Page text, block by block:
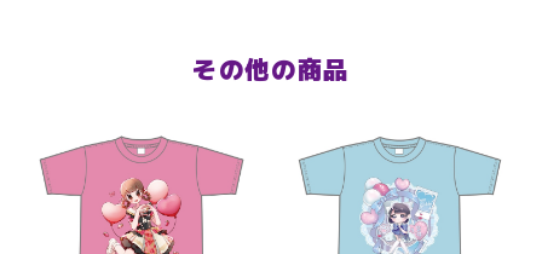
その他の商品